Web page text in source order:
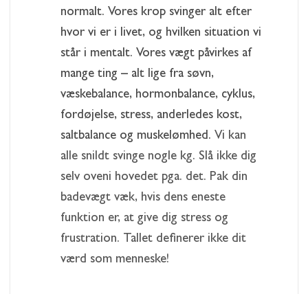
normalt. Vores krop svinger alt efter
hvor vi er i livet, og hvilken situation vi
står i mentalt. Vores vægt påvirkes af
mange ting – alt lige fra søvn,
væskebalance, hormonbalance, cyklus,
fordøjelse, stress, anderledes kost,
saltbalance og muskelømhed. Vi kan
alle snildt svinge nogle kg. Slå ikke dig
selv oveni hovedet pga. det. Pak din
badevægt væk, hvis dens eneste
funktion er, at give dig stress og
frustration. Tallet definerer ikke dit
værd som menneske!